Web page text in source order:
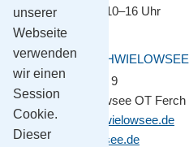
unserer
Webseite
verwenden
wir einen
Session
Cookie.
Dieser
Montag–Freitag 10–16 Uhr
GEMEINDE SCHWIELOWSEE
Potsdamer Platz 9
14548 Schwielowsee OT Ferch
gemeinde@schwielowsee.de
www.schwielowsee.de